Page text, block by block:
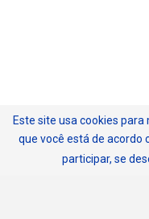
Este site usa cookies
que você está de acordo
participar, se